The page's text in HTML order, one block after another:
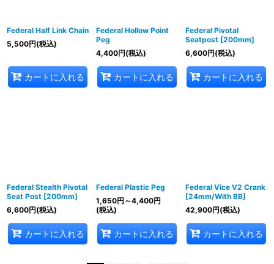
Federal Half Link Chain
5,500円(税込)
カートに入れる
Federal Hollow Point
Peg
4,400円(税込)
カートに入れる
Federal Pivotal
Seatpost [200mm]
6,600円(税込)
カートに入れる
Federal Stealth Pivotal
Seat Post [200mm]
6,600円(税込)
カートに入れる
Federal Plastic Peg
1,650円 ～4,400円
(税込)
カートに入れる
Federal Vice V2 Crank
[24mm/With BB]
42,900円(税込)
カートに入れる